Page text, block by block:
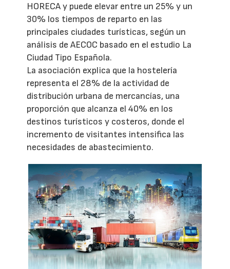
HORECA y puede elevar entre un 25% y un
30% los tiempos de reparto en las
principales ciudades turísticas, según un
análisis de AECOC basado en el estudio La
Ciudad Tipo Española.
La asociación explica que la hostelería
representa el 28% de la actividad de
distribución urbana de mercancías, una
proporción que alcanza el 40% en los
destinos turísticos y costeros, donde el
incremento de visitantes intensifica las
necesidades de abastecimiento.